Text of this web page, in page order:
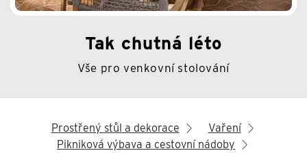
Tak chutná léto
Vše pro venkovní stolování
Prostřený stůl a dekorace arrow_right Vaření arrow_right
Pikniková výbava a cestovní nádoby arrow_right